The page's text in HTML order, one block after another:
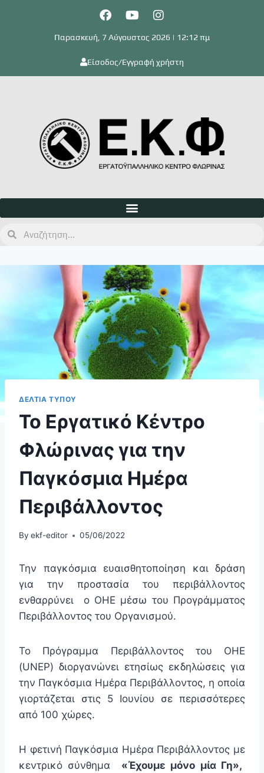
Παρασκευή, 7 Αύγουστος 2026 | 12:12 πμ
Είσοδος/Εγγραφή χρήστη
ΔΕΛΤΙΑ ΤΥΠΟΥ
Το Εργατικό Κέντρο
Φλώρινας για την
Παγκόσμια Ημέρα
Περιβάλλοντος
By ekf-editor 05/06/2022
Την παγκόσμια ευαισθητοποίηση και δράση
για την προστασία του περιβάλλοντος
ενθαρρύνει ο ΟΗΕ μέσω του Προγράμματος
Περιβάλλοντος του Οργανισμού.
Το Πρόγραμμα Περιβάλλοντος του ΟΗΕ
(UNEP) διοργανώνει ετησίως εκδηλώσεις για
την Παγκόσμια Ημέρα Περιβάλλοντος, η οποία
γιορτάζεται στις 5 Ιουνίου σε περισσότερες
από 100 χώρες.
Η φετινή Παγκόσμια Ημέρα Περιβάλλοντος με
κεντρικό σύνθημα «Έχουμε μόνο μία Γη»,